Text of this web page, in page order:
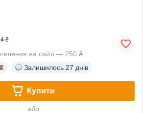
₴
на сайті — 250 ₴
Залишилось 27 днів
Купити
або